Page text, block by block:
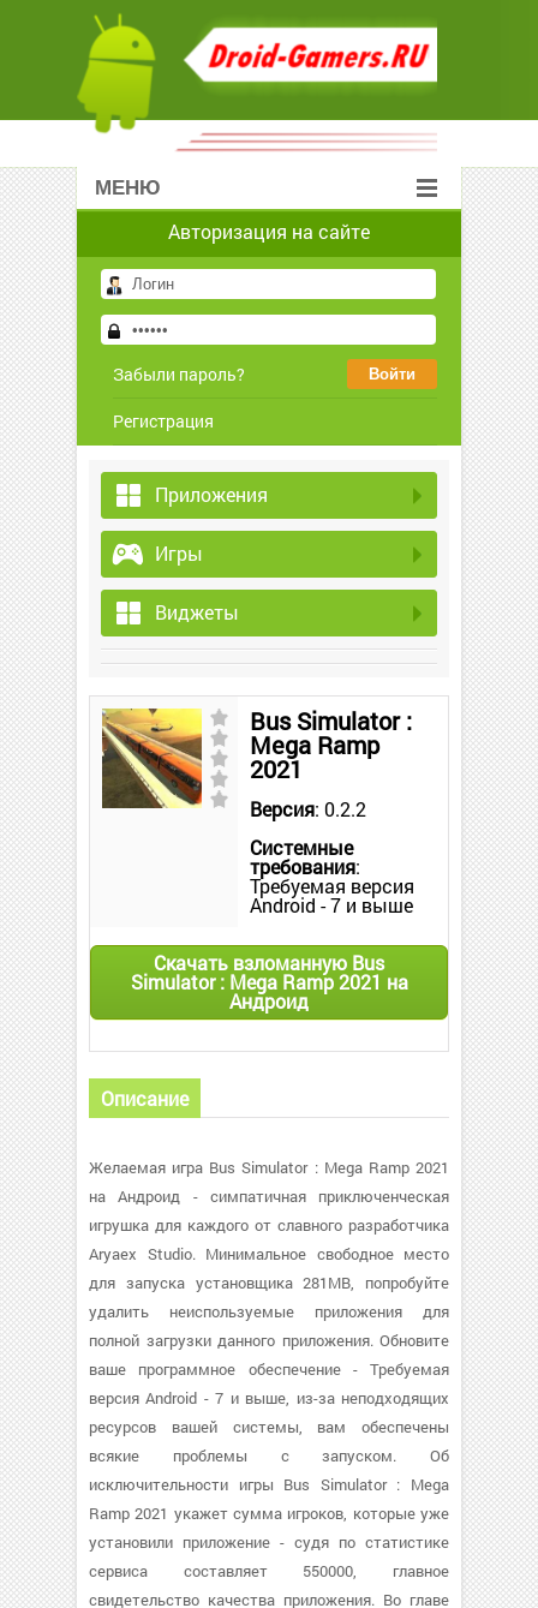
МЕНЮ
Авторизация на сайте
Забыли пароль?
Регистрация
Приложения
Игры
Виджеты
Bus Simulator :
Mega Ramp
2021
Версия: 0.2.2
Системные
требования:
Требуемая версия
Android - 7 и выше
Скачать взломанную Bus
Simulator : Mega Ramp 2021 на
Андроид
Описание
Желаемая игра Bus Simulator : Mega Ramp 2021
на Андроид - симпатичная приключенческая
игрушка для каждого от славного разработчика
Aryaex Studio. Минимальное свободное место
для запуска установщика 281MB, попробуйте
удалить неиспользуемые приложения для
полной загрузки данного приложения. Обновите
ваше программное обеспечение - Требуемая
версия Android - 7 и выше, из-за неподходящих
ресурсов вашей системы, вам обеспечены
всякие проблемы с запуском. Об
исключительности игры Bus Simulator : Mega
Ramp 2021 укажет сумма игроков, которые уже
установили приложение - судя по статистике
сервиса составляет 550000, главное
свидетельство качества приложения. Во главе